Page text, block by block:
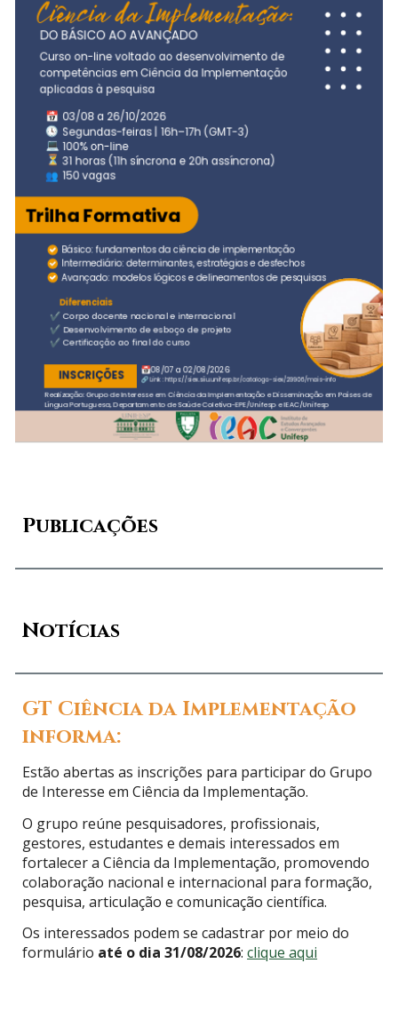
Publicações
Notícias
GT Ciência da Implementação
informa:
Estão abertas as inscrições para participar do Grupo
de Interesse em Ciência da Implementação.
O grupo reúne pesquisadores, profissionais,
gestores, estudantes e demais interessados em
fortalecer a Ciência da Implementação, promovendo
colaboração nacional e internacional para formação,
pesquisa, articulação e comunicação científica.
Os interessados podem se cadastrar por meio do
formulário até o dia 31/08/2026: clique aqui